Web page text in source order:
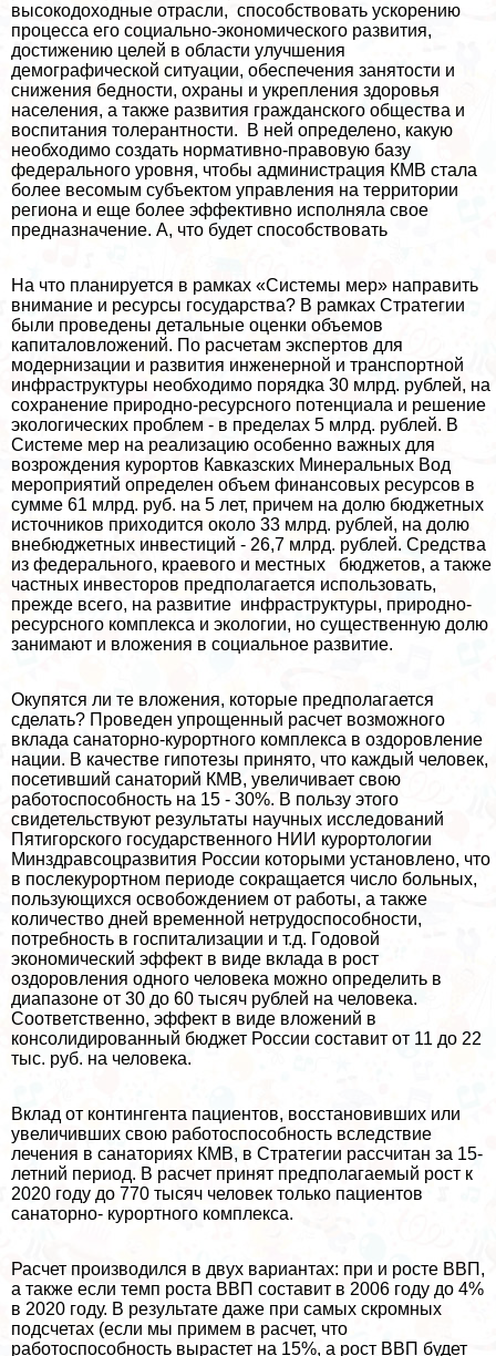
высокодоходные отрасли, способствовать ускорению
процесса его социально-экономического развития,
достижению целей в области улучшения
демографической ситуации, обеспечения занятости и
снижения бедности, охраны и укрепления здоровья
населения, а также развития гражданского общества и
воспитания толерантности. В ней определено, какую
необходимо создать нормативно-правовую базу
федерального уровня, чтобы администрация КМВ стала
более весомым субъектом управления на территории
региона и еще более эффективно исполняла свое
предназначение. А, что будет способствовать
На что планируется в рамках «Системы мер» направить
внимание и ресурсы государства? В рамках Стратегии
были проведены детальные оценки объемов
капиталовложений. По расчетам экспертов для
модернизации и развития инженерной и трaнcпортной
инфраструктуры необходимо порядка 30 млрд. рублей, на
сохранение природно-ресурсного потенциала и решение
экологических проблем - в пределах 5 млрд. рублей. В
Системе мер на реализацию особенно важных для
возрождения курортов Кавказских Минеральных Вод
мероприятий определен объем финансовых ресурсов в
сумме 61 млрд. руб. на 5 лет, причем на долю бюджетных
источников приходится около 33 млрд. рублей, на долю
внебюджетных инвестиций - 26,7 млрд. рублей. Средства
из федерального, краевого и местных бюджетов, а также
частных инвесторов предполагается использовать,
прежде всего, на развитие инфраструктуры, природно-
ресурсного комплекса и экологии, но существенную долю
занимают и вложения в социальное развитие.
Окупятся ли те вложения, которые предполагается
сделать? Проведен упрощенный расчет возможного
вклада санаторно-курортного комплекса в оздоровление
нации. В качестве гипотезы принято, что каждый человек,
посетивший санаторий КМВ, увеличивает свою
работоспособность на 15 - 30%. В пользу этого
свидетельствуют результаты научных исследований
Пятигорского государственного НИИ курортологии
Минздравсоцразвития России которыми установлено, что
в послекурортном периоде сокращается число больных,
пользующихся освобождением от работы, а также
количество дней временной нетрудоспособности,
потребность в госпитализации и т.д. Годовой
экономический эффект в виде вклада в рост
оздоровления одного человека можно определить в
диапазоне от 30 до 60 тысяч рублей на человека.
Соответственно, эффект в виде вложений в
консолидированный бюджет России составит от 11 до 22
тыс. руб. на человека.
Вклад от контингента пациентов, восстановивших или
увеличивших свою работоспособность вследствие
лечения в санаториях КМВ, в Стратегии рассчитан за 15-
летний период. В расчет принят предполагаемый рост к
2020 году до 770 тысяч человек только пациентов
санаторно- курортного комплекса.
Расчет производился в двух вариантах: при и росте ВВП,
а также если темп роста ВВП составит в 2006 году до 4%
в 2020 году. В результате даже при самых скромных
подсчетах (если мы примем в расчет, что
работоспособность вырастет на 15%, а рост ВВП будет